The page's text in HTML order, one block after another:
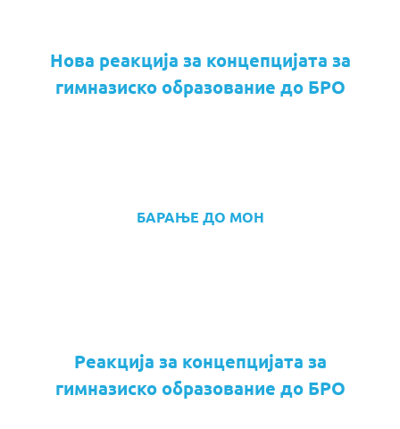
Нова реакција за концепцијата за
гимназиско образование до БРО
БАРАЊЕ ДО МОН
Реакција за концепцијата за
гимназиско образование до БРО